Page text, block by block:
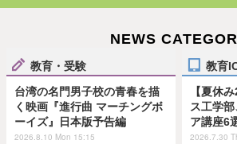
NEWS
教育・受験
台湾の名門男子校の青春を描
く映画『進行曲 マーチングボ
ーイズ』日本版予告編
2026.8.10 Mon 15:15
教育
【夏休
ス工学
ア講座6
2026.7.30